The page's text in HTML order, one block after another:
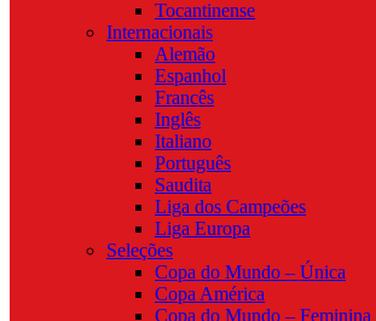
Tocantinense
Internacionais
Alemão
Espanhol
Francês
Inglês
Italiano
Português
Saudita
Liga dos Campeões
Liga Europa
Seleções
Copa do Mundo – Única
Copa América
Copa do Mundo – Feminina